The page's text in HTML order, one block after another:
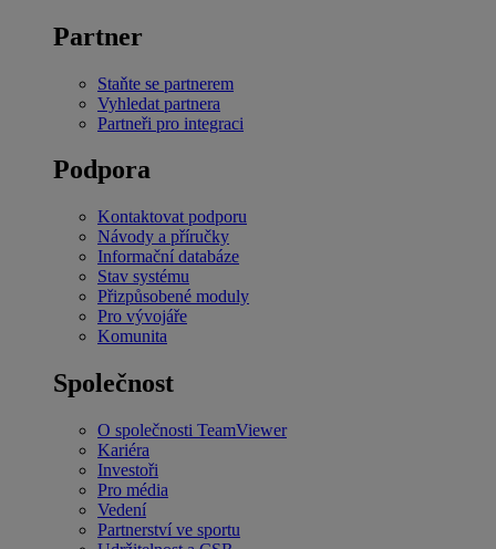
Partner
Staňte se partnerem
Vyhledat partnera
Partneři pro integraci
Podpora
Kontaktovat podporu
Návody a příručky
Informační databáze
Stav systému
Přizpůsobené moduly
Pro vývojáře
Komunita
Společnost
O společnosti TeamViewer
Kariéra
Investoři
Pro média
Vedení
Partnerství ve sportu